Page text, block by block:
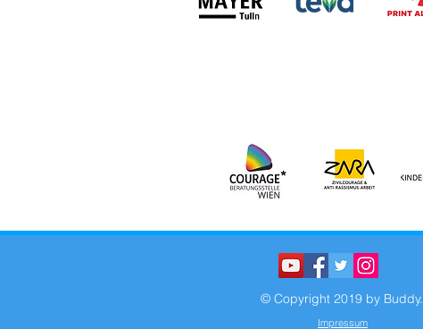
© Copyright 2019 by Buddy.
Impressum